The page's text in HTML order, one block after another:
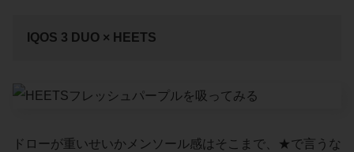
IQOS 3 DUO × HEETS
ドローが重いせいかメンソール感はそこまで、★で言うな